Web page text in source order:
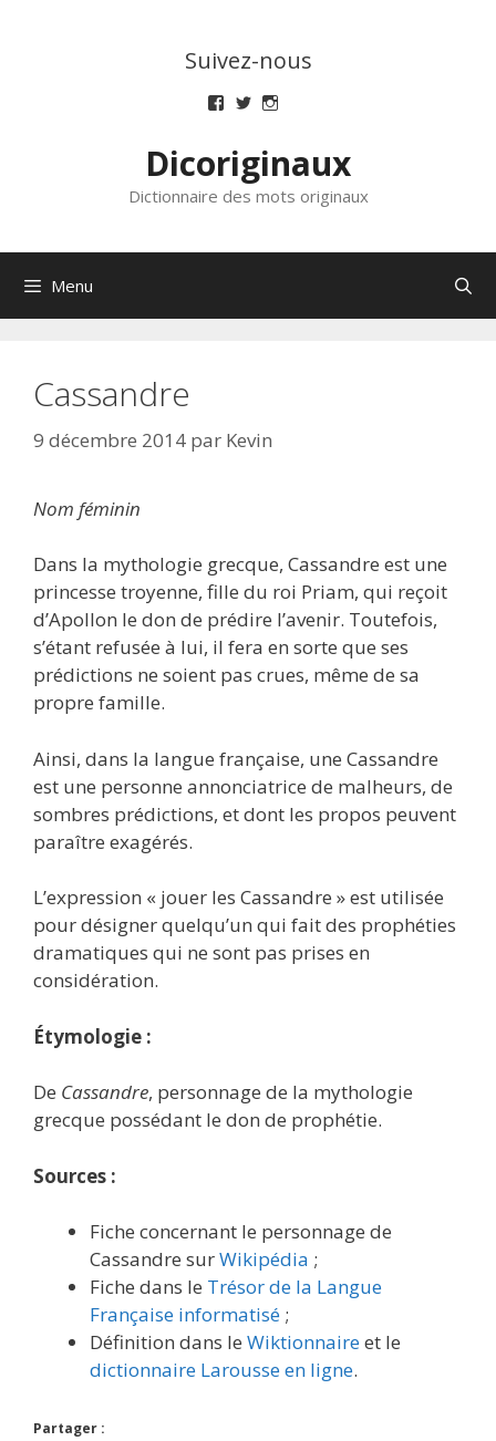
Suivez-nous
Voir
de
dicoriginaux
sur
Facebook
Voir
de
dicoriginaux
sur
Twitter
de
dicoriginaux
sur
Instagram
Dicoriginaux
Dictionnaire des mots originaux
Menu
Cassandre
9 décembre 2014 par Kevin
Nom féminin
Dans la mythologie grecque, Cassandre est une
princesse troyenne, fille du roi Priam, qui reçoit
d’Apollon le don de prédire l’avenir. Toutefois,
s’étant refusée à lui, il fera en sorte que ses
prédictions ne soient pas crues, même de sa
propre famille.
Ainsi, dans la langue française, une Cassandre
est une personne annonciatrice de malheurs, de
sombres prédictions, et dont les propos peuvent
paraître exagérés.
L’expression « jouer les Cassandre » est utilisée
pour désigner quelqu’un qui fait des prophéties
dramatiques qui ne sont pas prises en
considération.
Étymologie :
De Cassandre, personnage de la mythologie
grecque possédant le don de prophétie.
Sources :
Fiche concernant le personnage de
Cassandre surWikipédia ;
Fiche dans le Trésor de la Langue
Française informatisé ;
Définition dans le Wiktionnaireet le
dictionnaire Larousse en ligne.
Partager :